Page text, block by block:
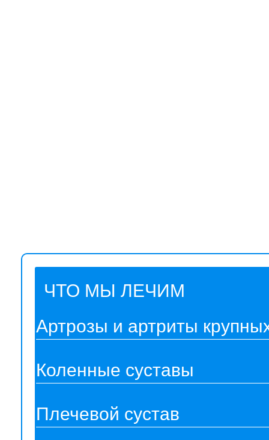
ЧТО МЫ ЛЕЧИМ
Артрозы и артриты
Коленные суставы
Плечевой сустав